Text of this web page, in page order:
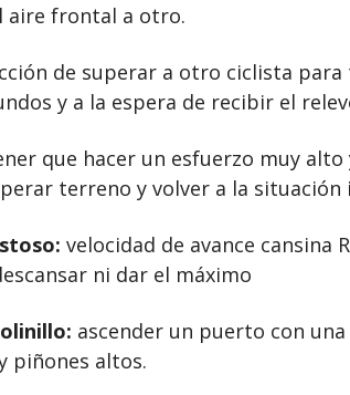
aire frontal a otro.
de superar a otro ciclista
y a la espera de recibir el
que hacer un esfuerzo muy
terreno y volver a la situación
velocidad de avance cansina
ni dar el máximo
ascender un puerto con
piñones altos.